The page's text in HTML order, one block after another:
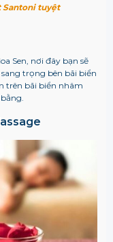
Santoni tuyệt
Sen, nơi đây bạn sẽ
trọng bên bãi biển
trên bãi biển nhâm